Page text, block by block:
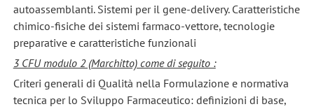
autoassemblanti. Sistemi per il gene-delivery. Caratteristiche
chimico-fisiche dei sistemi farmaco-vettore, tecnologie
preparative e caratteristiche funzionali
3 CFU modulo 2 (Marchitto) come di seguito :
Criteri generali di Qualità nella Formulazione e normativa
tecnica per lo Sviluppo Farmaceutico: definizioni di base,